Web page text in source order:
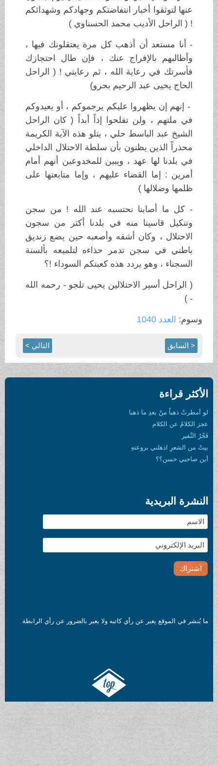
عنها لتوثقوا أخبار انتفاضتكم وجهادكم وشهدائكم
! ( الراحل الأديب محمد الحسناوي )
- أنا مستعد أن أذهب كل مرة يعتقلونك فيها ،
وأطالبهم بالإفراج عنك ، فإن طال احتجازك
فأسرتك في رعاية الله ، ثم رعايتي ! ( الراحل
الحاج يحيى عبد الرحيم بحرو)
- إنهم إن يظهروا عليكم يرجموكم ، أو يعيدوكم
في ملتهم ، ولن تفلحوا إذاً أبداً ( كان الراحل
الشيخ عبد الباسط حلي ، يتلو هذه الآية الكريمة
محذراً الذين يظنون بأن سلطة الاحتلال الداخلي
في بلدنا لها عهد ، ويبين للمخدوعين أنهم أمام
أمرين : إما القضاء عليهم ، وإما متابعتها على
ظلمها وضلالها )
‏‫- كل ما أصابنا نحتسبه عند الله ! من سجن
وتنكيل قاسينا منه في بلدنا أكثر من سجون
الاحتلال ، وكان أشقه وأصعبه حين يضع زنديق
باطني في سجن تدمر حذاءه لتلميعه بألسنة
السجناء ، وهو يردد هذه كعبتكم السوداء !؟
( الراحل أسير الاحتلالين يحيى تلجو - رحمه الله
وسوم:العدد 1040
< السابق التالي >
الأكثر قراءة
لو أمطرتْ ذهباً منْ بعدِ ما ذهبا
عجز الكلامُ عن الكلام
فَجْرُ النَّفير
بيتٌ من الشعرِ اذهلني بروعتهِ
أين صاحبي حسن؟؟
النشرة البريدية
ما يُنشر في الموقع يعبر عن رأي كاتبه ولا يعبر بالضرور عن رأي الرابطة